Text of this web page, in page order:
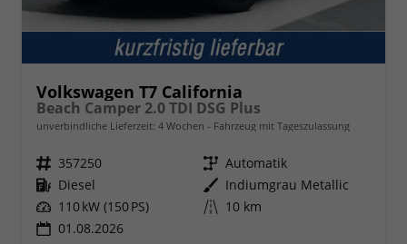
Volkswagen T7 California
Beach Camper 2.0 TDI DSG Plus
unverbindliche Lieferzeit: 4 Wochen Fahrzeug mit Tageszulassung
Fahrzeugnr. 357250 Getriebe Automatik
Kraftstoff Diesel Außenfarbe Indiumgrau Metallic
Leistung 110 kW (150 PS) Kilometerstand 10 km
01.08.2026